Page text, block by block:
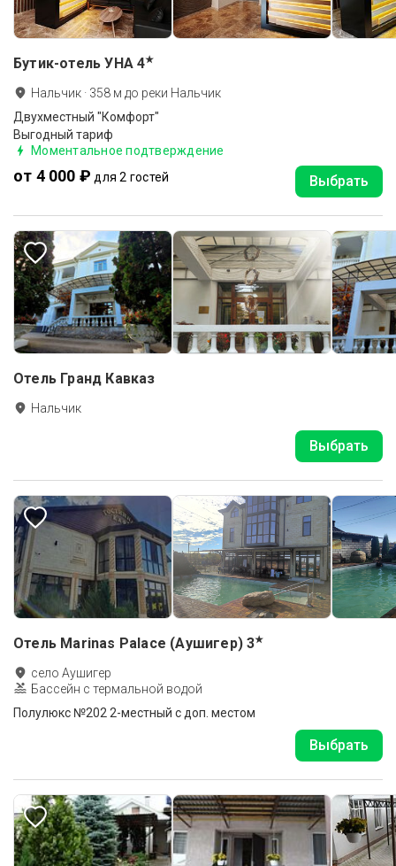
Бутик-отель УНА 4★
Нальчик · 358 м до реки Нальчик
Двухместный "Комфорт"
Выгодный тариф
Моментальное подтверждение
от 4 000 ₽ для 2 гостей Выбрать
Отель Гранд Кавказ
Нальчик
Выбрать
Отель Marinas Palace (Аушигер) 3★
село Аушигер
Бассейн с термальной водой
Полулюкс №202 2-местный с доп. местом
Выбрать